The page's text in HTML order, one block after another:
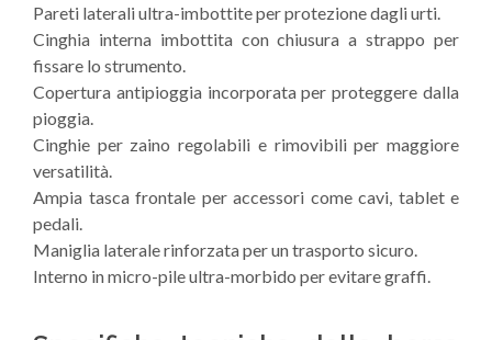
Pareti laterali ultra-imbottite per protezione dagli urti.
Cinghia interna imbottita con chiusura a strappo per
fissare lo strumento.
Copertura antipioggia incorporata per proteggere dalla
pioggia.
Cinghie per zaino regolabili e rimovibili per maggiore
versatilità.
Ampia tasca frontale per accessori come cavi, tablet e
pedali.
Maniglia laterale rinforzata per un trasporto sicuro.
Interno in micro-pile ultra-morbido per evitare graffi.